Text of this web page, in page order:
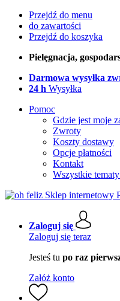
Przejdź do menu
do zawartości
Przejdź do koszyka
Pielęgnacja,
Darmowa wysyłka
24 h Wysyłka
Pomoc
Gdzie jest moje
Zwroty
Koszty dostawy
Opcje płatności
Kontakt
Wszystkie
Zaloguj się
Zaloguj się teraz
Jesteś tu po raz
Załóż konto